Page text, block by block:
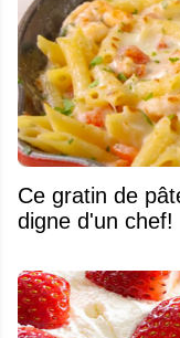
Ce gratin de
digne d'un chef!